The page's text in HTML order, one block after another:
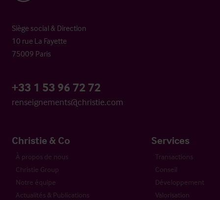
Siège social & Direction
10 rue La Fayette
75009 Paris
+33 1 53 96 72 72
renseignements@christie.com
Christie & Co
À propos de nous
Christie Group
Notre équipe
Actualités & Publications
Services
Transactions
Conseil
Développement
Valorisation